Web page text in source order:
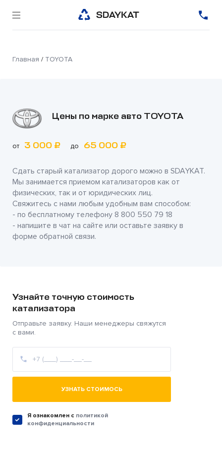
Главная / TOYOTA
Цены по марке авто TOYOTA
от 3 000 ₽ до 65 000 ₽
Сдать старый катализатор дорого можно в SDAYKAT.
Мы занимается приемом катализаторов как от
физических, так и от юридических лиц.
Свяжитесь с нами любым удобным вам способом:
- по бесплатному телефону 8 800 550 79 18
- напишите в чат на сайте или оставьте заявку в
форме обратной связи.
Узнайте точную стоимость
катализатора
Отправьте заявку. Наши менеджеры свяжутся
с вами.
УЗНАТЬ СТОИМОСЬ
Я ознакомлен c политикой
конфиденциальности